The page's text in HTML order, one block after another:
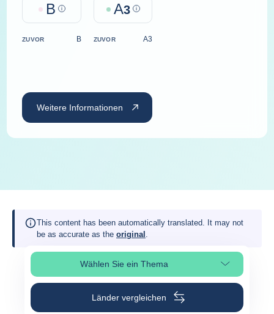
B Help A3 Help
ZUVOR B ZUVOR A3
Weitere Informationen
This content has been automatically translated. It may not
be as accurate as the original .
Wählen Sie ein ThemaSeitenabschnitt auswählen
Länder vergleichen